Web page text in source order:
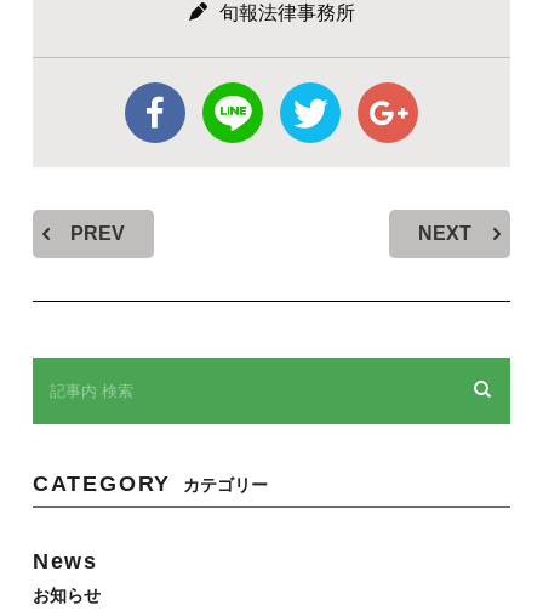
旬報法律事務所
PREV NEXT
CATEGORY カテゴリー
News
お知らせ